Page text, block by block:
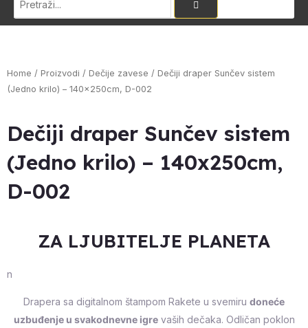
Home / Proizvodi / Dečije zavese / Dečiji draper Sunčev sistem
(Jedno krilo) – 140x250cm, D-002
Dečiji draper Sunčev sistem
(Jedno krilo) – 140x250cm,
D-002
ZA LJUBITELJE PLANETA
n
Drapera sa digitalnom štampom Rakete u svemiru doneće
uzbuđenje u svakodnevne igrevaših dečaka. Odličan poklon